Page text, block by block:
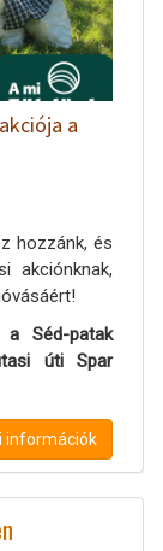
a
hozzánk, és
akciónknak,
a Séd-patak
úti Spar
információk